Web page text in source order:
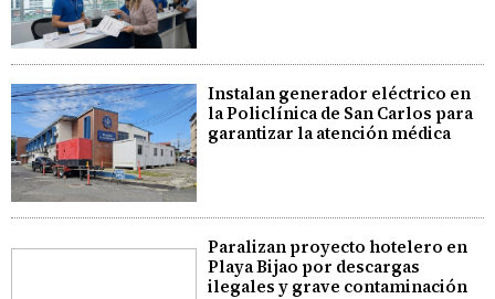
Instalan generador eléctrico en
la Policlínica de San Carlos para
garantizar la atención médica
Paralizan proyecto hotelero en
Playa Bijao por descargas
ilegales y grave contaminación